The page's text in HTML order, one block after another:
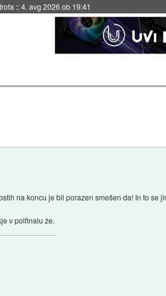
4. avg 2026 ob 19:41
na koncu je bil porazen smešen da! In to se
v polfinalu že.